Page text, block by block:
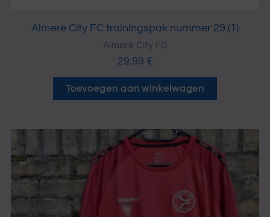
Almere City FC trainingspak nummer 29 (1)
Almere City FC
29.99 €
Toevoegen aan winkelwagen